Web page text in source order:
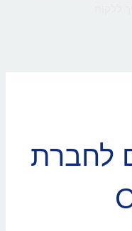
לחברת